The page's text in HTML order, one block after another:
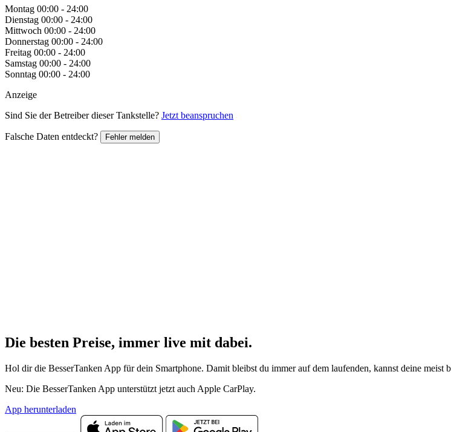
Montag 00:00 - 24:00
Dienstag 00:00 - 24:00
Mittwoch 00:00 - 24:00
Donnerstag 00:00 - 24:00
Freitag 00:00 - 24:00
Samstag 00:00 - 24:00
Sonntag 00:00 - 24:00
Anzeige
Sind Sie der Betreiber dieser Tankstelle? Jetzt beanspruchen
Falsche Daten entdeckt? Fehler melden
Die besten Preise, immer live mit dabei.
Hol dir die BesserTanken App für dein Smartphone. Damit bleibst du immer auf dem laufenden, kannst deine meist
Neu: Die BesserTanken App unterstützt jetzt auch Apple CarPlay.
App herunterladen